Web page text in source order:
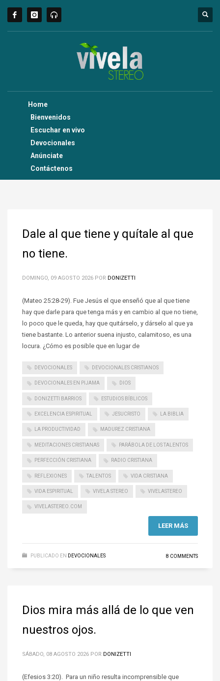
Home
Bienvenidos
Escuchar en vivo
Devocionales
Anúnciate
Contáctenos
Dale al que tiene y quítale al que
no tiene.
DOMINGO, 09 AGOSTO 2026 POR DONIZETTI
(Mateo 25:28-29). Fue Jesús el que enseñó que al que tiene
hay que darle para que tenga más y en cambio al que no tiene,
lo poco que le queda, hay que quitárselo, y dárselo al que ya
tiene bastante. Lo anterior suena injusto, calamitoso, es una
locura. ¿Cómo es posible que en lugar de
DEVOCIONALES DEVOCIONALES CRISTIANOS
DEVOCIONALES EN PIJAMA DIOS
DONIZETTI BARRIOS ESTUDIOS BÍBLICOS
EXCELENCIA ESPIRITUAL JESUCRISTO LA BIBLIA
LA PRODUCTIVIDAD MADUREZ CRISTIANA
MEDITACIONES CRISTIANAS PARÁBOLA DE LOS TALENTOS
PERFECCIÓN CRISTIANA RADIO CRISTIANA
REFLEXIONES TALENTOS VIDA CRISTIANA
VIDA ESPIRITUAL VIVELA STEREO VIVELASTEREO
VIVELASTEREO.COM
LEER MÁS
PUBLICADO EN DEVOCIONALES 8 COMMENTS
Dios mira más allá de lo que ven
nuestros ojos.
SÁBADO, 08 AGOSTO 2026 POR DONIZETTI
(Efesios 3:20). Para un niño resulta incomprensible que